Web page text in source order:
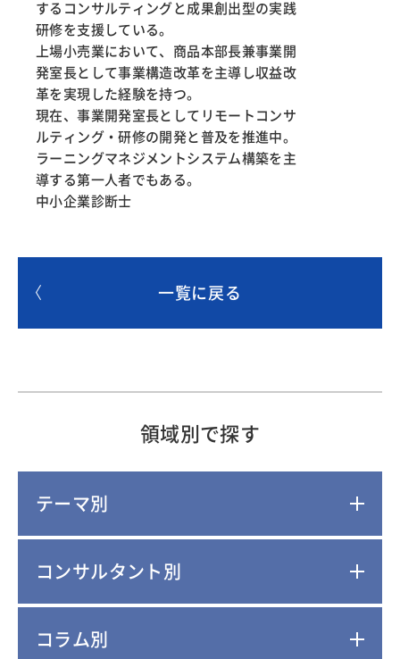
するコンサルティングと成果創出型の実践
研修を支援している。
上場小売業において、商品本部長兼事業開
発室長として事業構造改革を主導し収益改
革を実現した経験を持つ。
現在、事業開発室長としてリモートコンサ
ルティング・研修の開発と普及を推進中。
ラーニングマネジメントシステム構築を主
導する第一人者でもある。
中小企業診断士
一覧に戻る
領域別で探す
テーマ別
コンサルタント別
コラム別